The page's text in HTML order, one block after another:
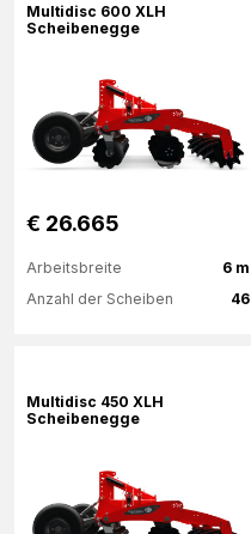
Multidisc 600 XLH
Scheibenegge
€ 26.665
6 m
Arbeitsbreite
46
Anzahl der Scheiben
Multidisc 450 XLH
Scheibenegge